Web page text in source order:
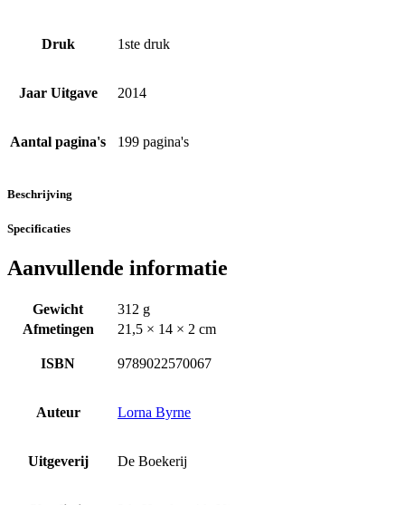
Druk 1ste druk
Jaar Uitgave 2014
Aantal pagina's 199 pagina's
Beschrijving
Specificaties
Aanvullende informatie
Gewicht
312 g
Afmetingen
21,5 × 14 × 2 cm
ISBN 9789022570067
Auteur Lorna Byrne
Uitgeverij De Boekerij